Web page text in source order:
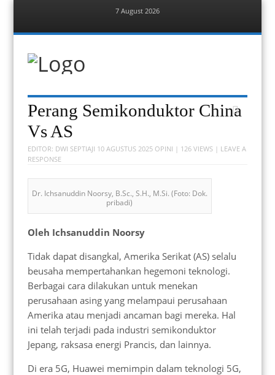
7 August 2026
Menu
to
Berita Bekasi
Menu
Skip
to
content
Perang Semikonduktor China
Vs AS
EDITOR: DWI SEPTIAJI 10 AGUSTUS 2025 OPINI | 126 VIEWS | LEAVE A
RESPONSE
Dr. Ichsanuddin Noorsy, B.Sc., S.H., M.Si. (Foto: Dok.
pribadi)
Oleh Ichsanuddin Noorsy
Tidak dapat disangkal, Amerika Serikat (AS) selalu
beusaha mempertahankan hegemoni teknologi.
Berbagai cara dilakukan untuk menekan
perusahaan asing yang melampaui perusahaan
Amerika atau menjadi ancaman bagi mereka. Hal
ini telah terjadi pada industri semikonduktor
Jepang, raksasa energi Prancis, dan lainnya.
Di era 5G, Huawei memimpin dalam teknologi 5G,